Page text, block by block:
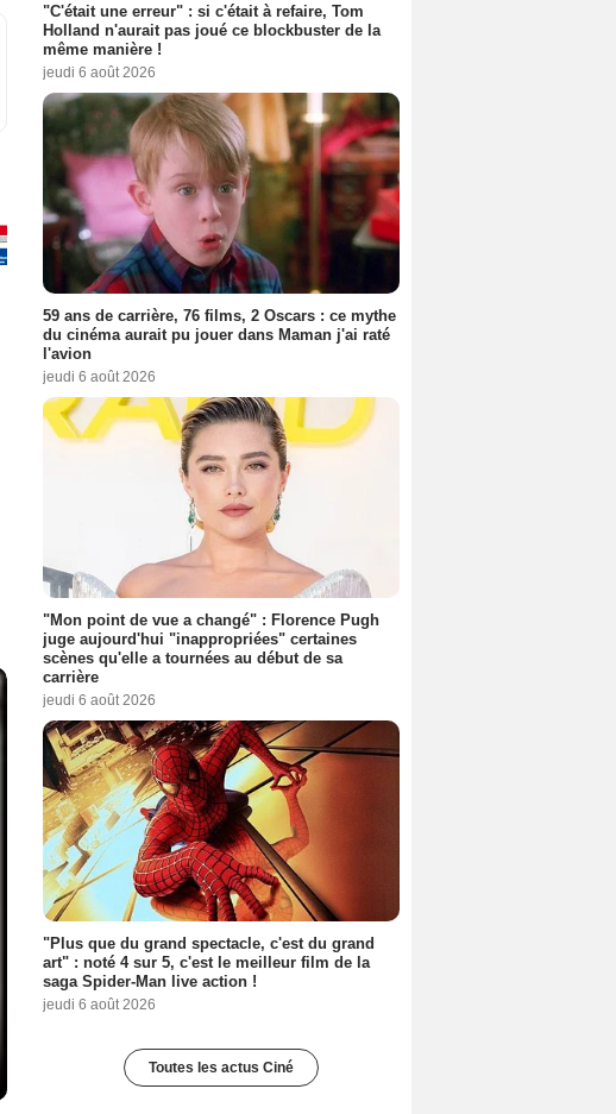
"C'était une erreur" : si c'était à refaire, Tom
Holland n'aurait pas joué ce blockbuster de la
même manière !
jeudi 6 août 2026
59 ans de carrière, 76 films, 2 Oscars : ce mythe
du cinéma aurait pu jouer dans Maman j'ai raté
l'avion
jeudi 6 août 2026
"Mon point de vue a changé" : Florence Pugh
juge aujourd'hui "inappropriées" certaines
scènes qu'elle a tournées au début de sa
carrière
jeudi 6 août 2026
"Plus que du grand spectacle, c'est du grand
art" : noté 4 sur 5, c'est le meilleur film de la
saga Spider-Man live action !
jeudi 6 août 2026
Toutes les actus Ciné